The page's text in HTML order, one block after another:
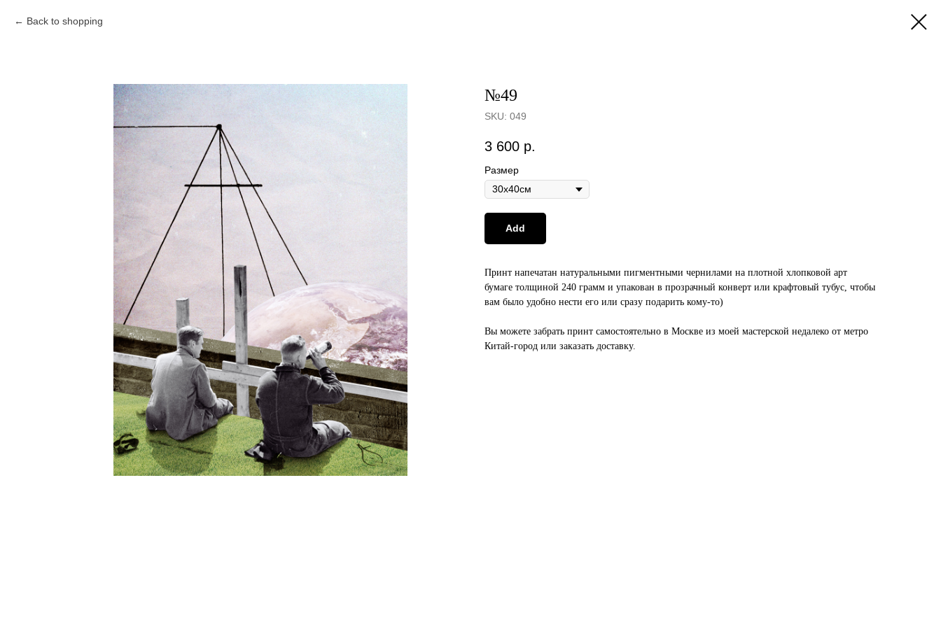
Back to shopping
№49
SKU: 049
3 600 р.
Размер
Add
Принт напечатан натуральными пигментными чернилами на плотной хлопковой арт
бумаге толщиной 240 грамм и упакован в прозрачный конверт или крафтовый тубус, чтобы
вам было удобно нести его или сразу подарить кому-то)
Вы можете забрать принт самостоятельно в Москве из моей мастерской недалеко от метро
Китай-город или заказать доставку.